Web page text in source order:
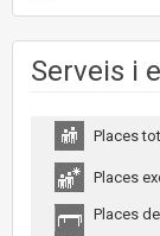
Serveis i
Places
Places
Places